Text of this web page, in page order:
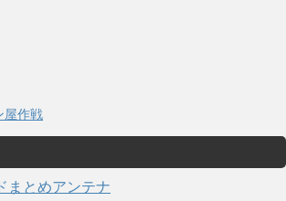
屋作戦
まとめアンテナ